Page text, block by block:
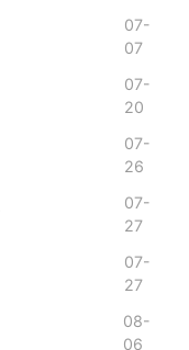
07-
07
07-
20
07-
26
07-
27
07-
27
08-
06